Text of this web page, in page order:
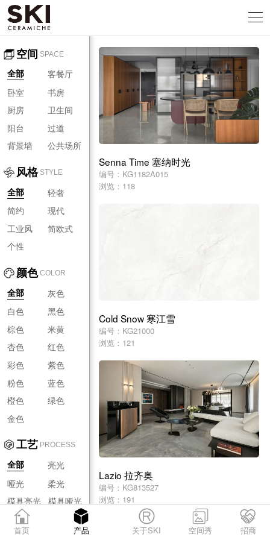
空间 SPACE
全部
客餐厅
卧室
书房
厨房
卫生间
阳台
过道
背景墙
公共场所
风格 STYLE
全部
轻奢
简约
现代
工业风
简欧式
个性
颜色 COLOR
全部
灰色
白色
黑色
棕色
米黄
杏色
红色
彩色
紫色
粉色
蓝色
橙色
绿色
金色
工艺 PROCESS
全部
亮光
哑光
柔光
模具亮光 模具哑光
模具柔光
Senna Time 塞纳时光
编号：KG1182A015
浏览：118
Cold Snow 寒江雪
编号：KG21000
浏览：121
Lazio 拉齐奥
编号：KG813527
浏览：191
首页 产品 关于SKI 空间秀 招商